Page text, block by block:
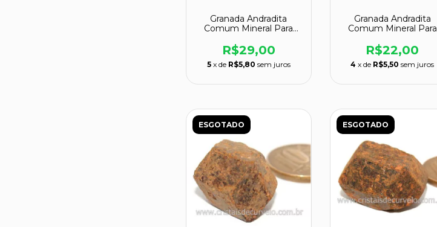
Granada Andradita
Comum Mineral Para
129037
R$29,00
5 x de R$5,80 sem juros
Granada Andradita
Comum Mineral Para
129038
R$22,00
4 x de R$5,50 sem juros
ESGOTADO ESGOTADO